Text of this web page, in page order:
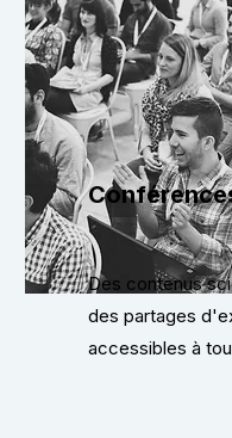
Des contenus
des partages
accessibles à